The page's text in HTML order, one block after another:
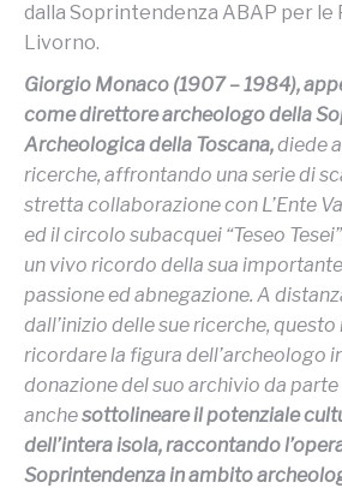
dalla Soprintendenza ABAP per le
Livorno.
Giorgio Monaco (1907 – 1984),
come direttore archeologo della
Archeologica della Toscana,diede
ricerche, affrontando una serie di
stretta collaborazione con L’Ente
ed il circolo subacquei “Teseo
un vivo ricordo della sua
passione ed abnegazione. A
dall’inizio delle sue ricerche,
ricordare la figura dell’archeologo
donazione del suo archivio da
anchesottolineare il potenziale
dell’intera isola, raccontando
Soprintendenza in ambito